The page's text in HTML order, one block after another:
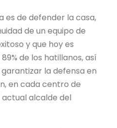
es de defender la casa,
de un equipo de
y que hoy es
de los hatillanos, así
la defensa en
en cada centro de
alcalde del